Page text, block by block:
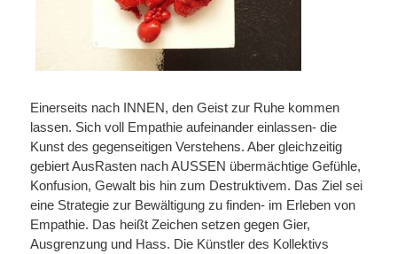
Einerseits nach INNEN, den Geist zur Ruhe kommen
lassen. Sich voll Empathie aufeinander einlassen- die
Kunst des gegenseitigen Verstehens. Aber gleichzeitig
gebiert AusRasten nach AUSSEN übermächtige Gefühle,
Konfusion, Gewalt bis hin zum Destruktivem. Das Ziel sei
eine Strategie zur Bewältigung zu finden- im Erleben von
Empathie. Das heißt Zeichen setzen gegen Gier,
Ausgrenzung und Hass. Die Künstler des Kollektivs